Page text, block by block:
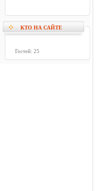
КТО НА САЙТЕ
Гостей: 25